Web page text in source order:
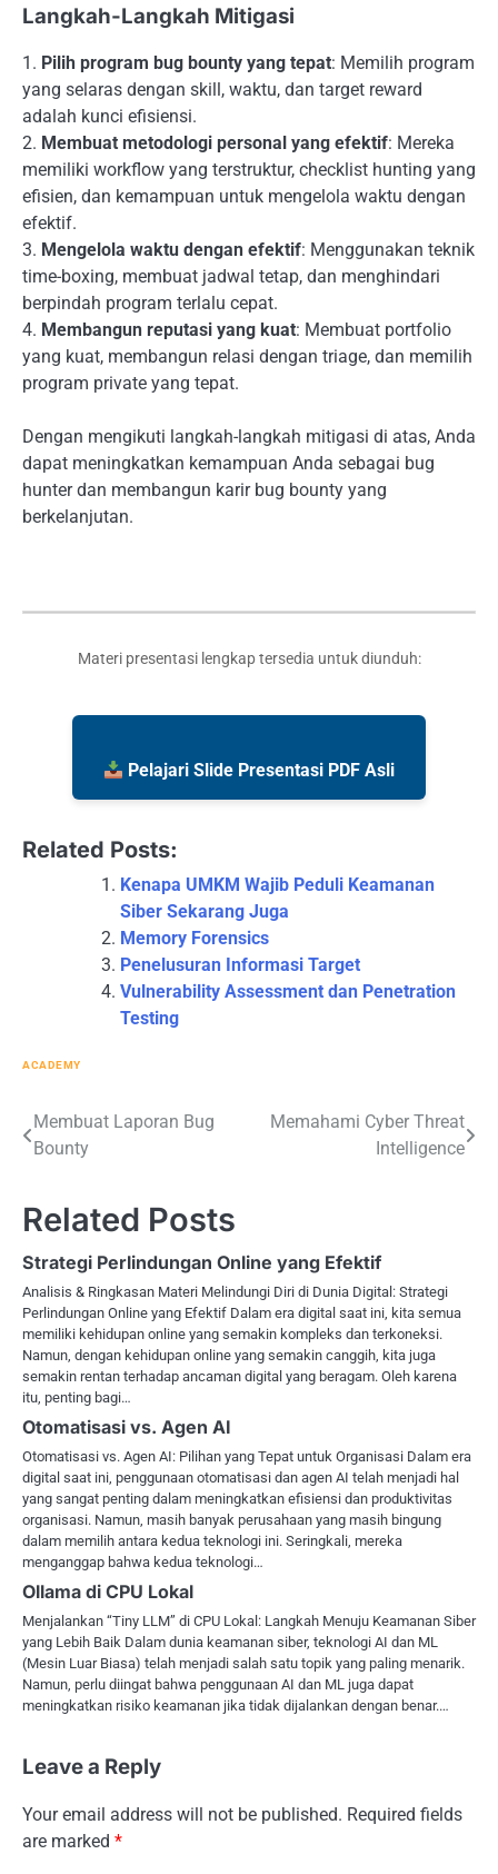
Langkah-Langkah Mitigasi
1. Pilih program bug bounty yang tepat: Memilih program
yang selaras dengan skill, waktu, dan target reward
adalah kunci efisiensi.
2. Membuat metodologi personal yang efektif: Mereka
memiliki workflow yang terstruktur, checklist hunting yang
efisien, dan kemampuan untuk mengelola waktu dengan
efektif.
3. Mengelola waktu dengan efektif: Menggunakan teknik
time-boxing, membuat jadwal tetap, dan menghindari
berpindah program terlalu cepat.
4. Membangun reputasi yang kuat: Membuat portfolio
yang kuat, membangun relasi dengan triage, dan memilih
program private yang tepat.
Dengan mengikuti langkah-langkah mitigasi di atas, Anda
dapat meningkatkan kemampuan Anda sebagai bug
hunter dan membangun karir bug bounty yang
berkelanjutan.
Materi presentasi lengkap tersedia untuk diunduh:
Pelajari Slide Presentasi PDF Asli
Related Posts:
Kenapa UMKM Wajib Peduli Keamanan
Siber Sekarang Juga
Memory Forensics
Penelusuran Informasi Target
Vulnerability Assessment dan Penetration
Testing
ACADEMY
Post
navigation
Membuat Laporan Bug
Bounty
Memahami Cyber Threat
Intelligence
Related Posts
Strategi Perlindungan Online yang Efektif
Analisis & Ringkasan Materi Melindungi Diri di Dunia Digital: Strategi
Perlindungan Online yang Efektif Dalam era digital saat ini, kita semua
memiliki kehidupan online yang semakin kompleks dan terkoneksi.
Namun, dengan kehidupan online yang semakin canggih, kita juga
semakin rentan terhadap ancaman digital yang beragam. Oleh karena
itu, penting bagi…
Otomatisasi vs. Agen AI
Otomatisasi vs. Agen AI: Pilihan yang Tepat untuk Organisasi Dalam era
digital saat ini, penggunaan otomatisasi dan agen AI telah menjadi hal
yang sangat penting dalam meningkatkan efisiensi dan produktivitas
organisasi. Namun, masih banyak perusahaan yang masih bingung
dalam memilih antara kedua teknologi ini. Seringkali, mereka
menganggap bahwa kedua teknologi…
Ollama di CPU Lokal
Menjalankan “Tiny LLM” di CPU Lokal: Langkah Menuju Keamanan Siber
yang Lebih Baik Dalam dunia keamanan siber, teknologi AI dan ML
(Mesin Luar Biasa) telah menjadi salah satu topik yang paling menarik.
Namun, perlu diingat bahwa penggunaan AI dan ML juga dapat
meningkatkan risiko keamanan jika tidak dijalankan dengan benar.…
Leave a Reply
Your email address will not be published. Required fields
are marked *